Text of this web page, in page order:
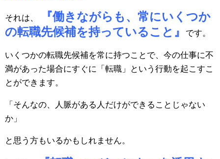
それは、
『働きながらも、常にいくつか
の転職先候補を持っていること』
です。
いくつかの転職先候補を常に持つことで、今の仕事に不
満があった場合にすぐに「転職」という行動を起こすこ
とができます。
「そんなの、人脈がある人だけができることじゃない
か」
と思う方もいるかもしれません。